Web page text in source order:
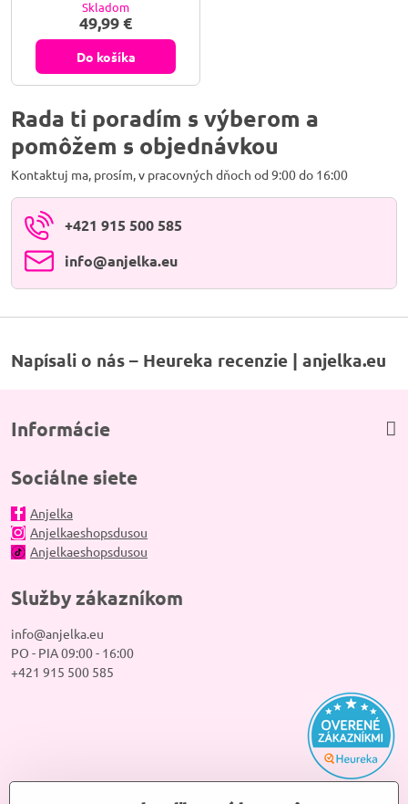
prebúdza vnútornú energiu,
úsmev a optimizmus.
Skladom
49,99 €
Do košíka
Rada ti poradím s výberom a
pomôžem s objednávkou
Kontaktuj ma, prosím, v pracovných dňoch od 9:00 do 16:00
+421 915 500 585
info​@anjelka​.eu
Napísali o nás – Heureka recenzie | anjelka.eu
Informácie
Sociálne siete
Anjelka
Anjelkaeshopsdusou
Anjelkaeshopsdusou
Služby zákazníkom
info@anjelka.eu
PO - PIA 09:00 - 16:00
+421 915 500 585